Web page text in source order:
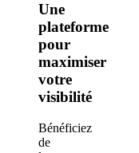
Une
plateforme
pour
maximiser
votre
visibilité
Bénéficiez
de